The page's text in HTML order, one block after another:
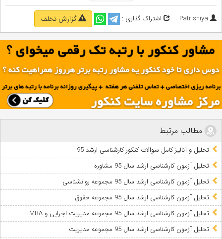
Patrishiya اشتراک گذاری : گزارش تخلف
مطالب مرتبط
تحلیل و آنالیز کامل سوالات کنکور کارشناسی ارشد 95
تحلیل آزمون کارشناسی ارشد سال 95 مشاوره
تحلیل آزمون کارشناسی ارشد سال 95 مجموعه روانشناسی
تحلیل آزمون کارشناسی ارشد سال 95 مجموعه حقوق
تحلیل آزمون کارشناسی ارشد سال 95 مجموعه مدیریت اجرایی و MBA
تحلیل آزمون کارشناسی ارشد سال 95 مجموعه مدیریت